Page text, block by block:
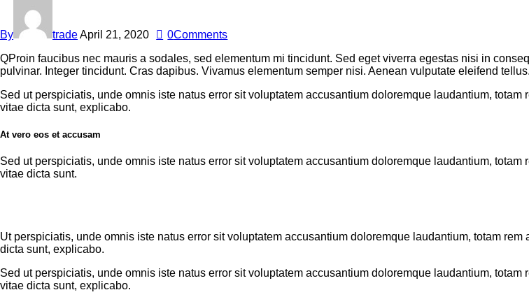
By tradeApril 21, 2020 0Comments
QProin faucibus nec mauris a sodales, sed elementum mi tincidunt. Sed eget viverra egestas nisi in
pulvinar. Integer tincidunt. Cras dapibus. Vivamus elementum semper nisi. Aenean vulputate eleifend
Sed ut perspiciatis, unde omnis iste natus error sit voluptatem accusantium doloremque laudantium,
vitae dicta sunt, explicabo.
At vero eos et accusam
Sed ut perspiciatis, unde omnis iste natus error sit voluptatem accusantium doloremque laudantium,
vitae dicta sunt.
Ut perspiciatis, unde omnis iste natus error sit voluptatem accusantium doloremque laudantium, totam
dicta sunt, explicabo.
Sed ut perspiciatis, unde omnis iste natus error sit voluptatem accusantium doloremque laudantium,
vitae dicta sunt, explicabo.